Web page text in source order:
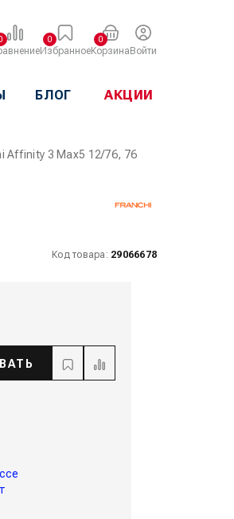
Избранное
0
Корзина
0
Войти
БЛОГ АКЦИИ
Affinity 3 Max5 12/76, 76
Код товара: 29066678